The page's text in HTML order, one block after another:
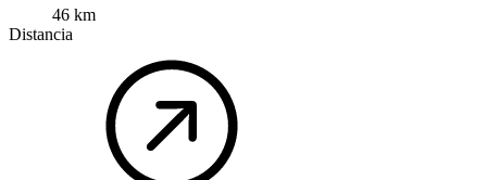
46 km
Distancia